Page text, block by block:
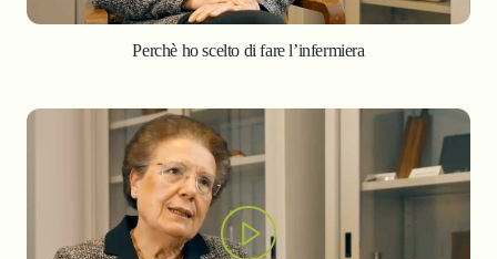
Perchè ho scelto di fare l’infermiera